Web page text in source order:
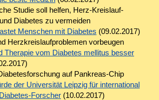
Studie soll helfen, Herz-Kreislauf-
Diabetes zu vermeiden
Menschen mit Diabetes (09.02.2017)
Herzkreislaufproblemen vorbeugen
Therapie vom Diabetes mellitus besser
auf Pankreas-Chip
der Universität Leipzig für international
Forscher(10.02.2017)